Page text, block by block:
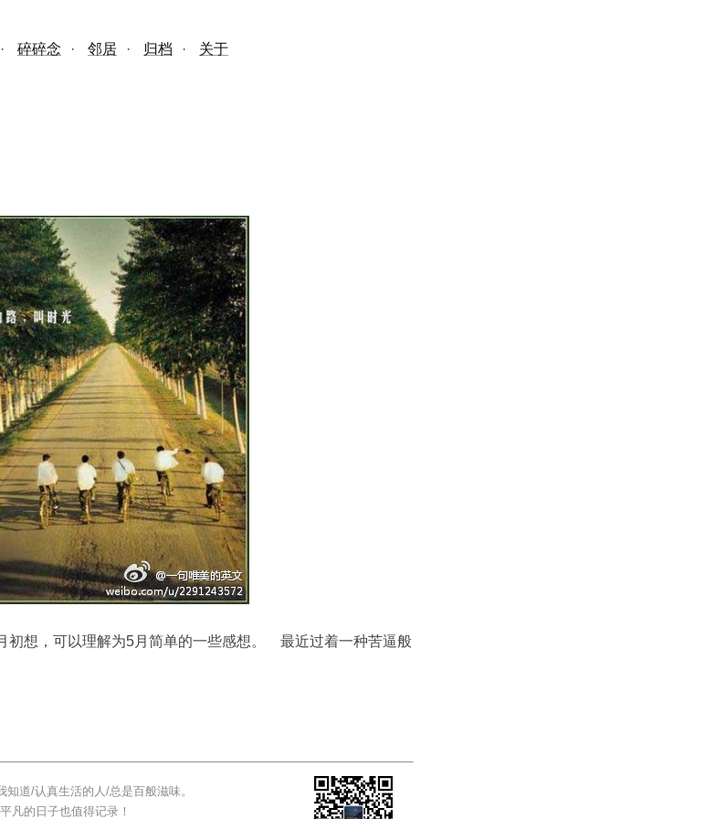
· 碎碎念 · 邻居 · 归档 · 关于
想，可以理解为5月简单的一些感想。 最近过着一种苦逼般
道/认真生活的人/总是百般滋味。
凡的日子也值得记录！